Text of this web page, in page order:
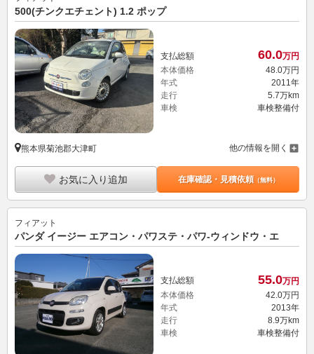
500(チンクエチェント) 1.2 ポップ
支払総額 60.0万円
本体価格
48.0万円
年式
2011年
走行
5.7万km
車検
車検整備付
熊本県菊池郡大津町 他の情報を開く
お気に入り追加 在庫確認・見積依頼（無料）
フィアット
パンダ イージー エアコン・パワステ・パワ-ウィンドウ・エ
支払総額 55.0万円
本体価格
42. 0万円
年式
2013年
走行
8.9万km
車検
車検整備付